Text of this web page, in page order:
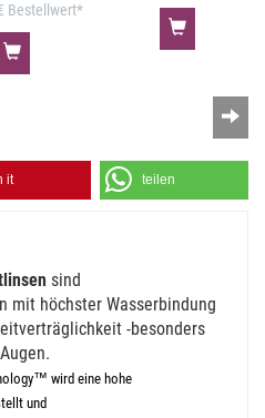
Bestellwert*
it teilen
sind
mit höchster Wasserbindung
-besonders
wird eine hohe
und